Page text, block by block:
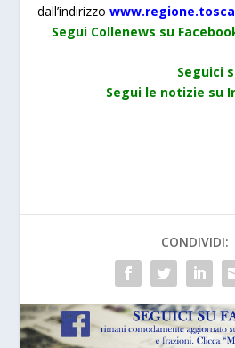
dall’indirizzo
Segui Collenews su
Seguici
Segui le notizie su
CONDIVIDI: